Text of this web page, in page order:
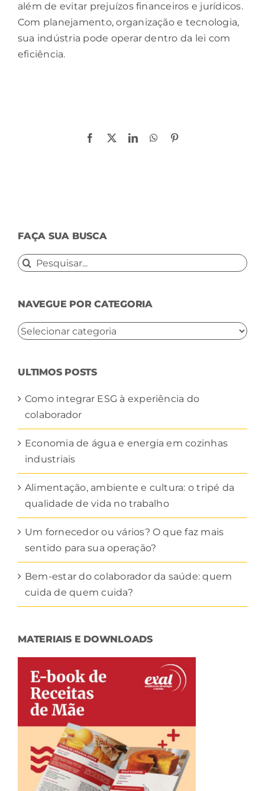
além de evitar prejuízos financeiros e jurídicos.
Com planejamento, organização e tecnologia,
sua indústria pode operar dentro da lei com
eficiência.
Facebook
X LinkedInWhatsApp
FAÇA SUA BUSCA
Buscar
NAVEGUE POR CATEGORIA
NAVEGUE
ULTIMOS POSTS
Como integrar ESG à experiência do
colaborador
Economia de água e energia em cozinhas
industriais
Alimentação, ambiente e cultura: o tripé da
qualidade de vida no trabalho
Um fornecedor ou vários? O que faz mais
sentido para sua operação?
Bem-estar do colaborador da saúde: quem
cuida de quem cuida?
MATERIAIS E DOWNLOADS